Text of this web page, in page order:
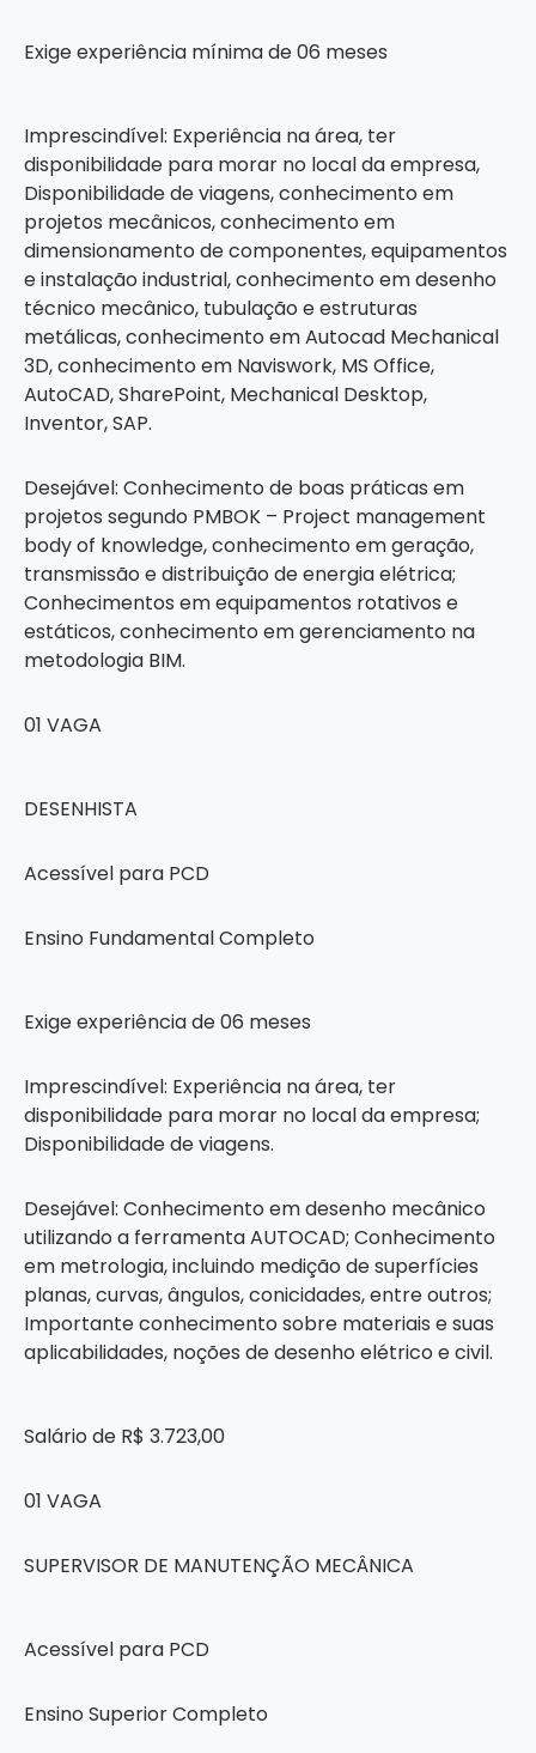
Exige experiência mínima de 06 meses
Imprescindível: Experiência na área, ter
disponibilidade para morar no local da empresa,
Disponibilidade de viagens, conhecimento em
projetos mecânicos, conhecimento em
dimensionamento de componentes, equipamentos
e instalação industrial, conhecimento em desenho
técnico mecânico, tubulação e estruturas
metálicas, conhecimento em Autocad Mechanical
3D, conhecimento em Naviswork, MS Office,
AutoCAD, SharePoint, Mechanical Desktop,
Inventor, SAP.
Desejável: Conhecimento de boas práticas em
projetos segundo PMBOK – Project management
body of knowledge, conhecimento em geração,
transmissão e distribuição de energia elétrica;
Conhecimentos em equipamentos rotativos e
estáticos, conhecimento em gerenciamento na
metodologia BIM.
01 VAGA
DESENHISTA
Acessível para PCD
Ensino Fundamental Completo
Exige experiência de 06 meses
Imprescindível: Experiência na área, ter
disponibilidade para morar no local da empresa;
Disponibilidade de viagens.
Desejável: Conhecimento em desenho mecânico
utilizando a ferramenta AUTOCAD; Conhecimento
em metrologia, incluindo medição de superfícies
planas, curvas, ângulos, conicidades, entre outros;
Importante conhecimento sobre materiais e suas
aplicabilidades, noções de desenho elétrico e civil.
Salário de R$ 3.723,00
01 VAGA
SUPERVISOR DE MANUTENÇÃO MECÂNICA
Acessível para PCD
Ensino Superior Completo